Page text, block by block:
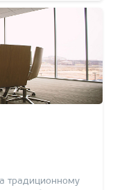
традиционному